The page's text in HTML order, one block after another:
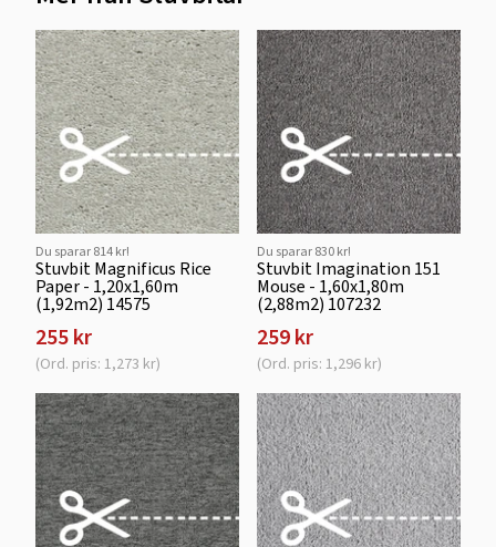
Du sparar 814 kr!
Stuvbit Magnificus Rice
Paper - 1,20x1,60m
(1,92m2) 14575
255 kr
(Ord. pris: 1,273 kr)
Du sparar 830 kr!
Stuvbit Imagination 151
Mouse - 1,60x1,80m
(2,88m2) 107232
259 kr
(Ord. pris: 1,296 kr)